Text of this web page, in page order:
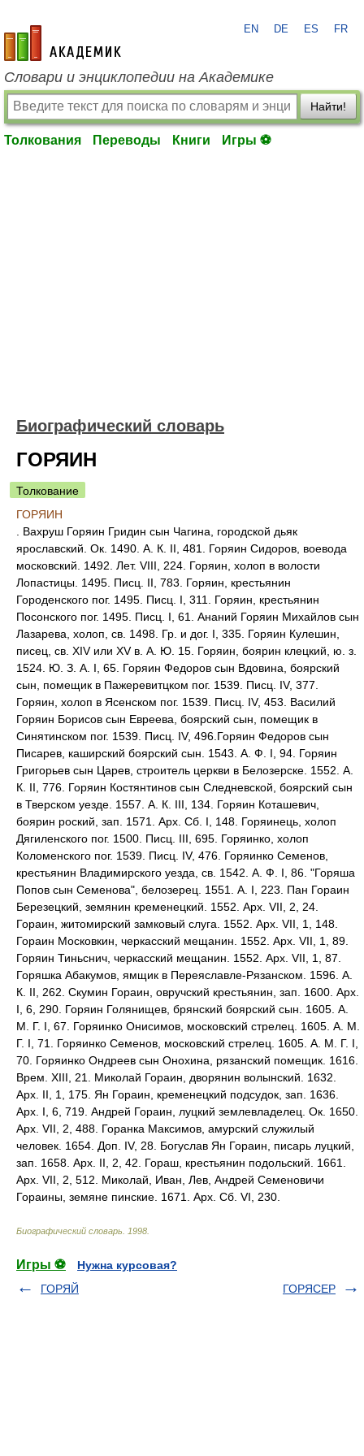
academic.ru
EN DE ES FR
Словари и энциклопедии на Академике
Найти!
Толкования Переводы Книги Игры ⚽
Биографический словарь
ГОРЯИН
Толкование
ГОРЯИН
. Вахруш Горяин Гридин сын Чагина, городской дьяк
ярославский. Ок. 1490. А. К. II, 481. Горяин Сидоров, воевода
московский. 1492. Лет. VIII, 224. Горяин, холоп в волости
Лопастицы. 1495. Писц. II, 783. Горяин, крестьянин
Городенского пог. 1495. Писц. I, 311. Горяин, крестьянин
Посонского пог. 1495. Писц. I, 61. Ананий Горяин Михайлов сын
Лазарева, холоп, св. 1498. Гр. и дог. I, 335. Горяин Кулешин,
писец, св. XIV или XV в. А. Ю. 15. Горяин, боярин клецкий, ю. з.
1524. Ю. З. А. I, 65. Горяин Федоров сын Вдовина, боярский
сын, помещик в Пажеревитцком пог. 1539. Писц. IV, 377.
Горяин, холоп в Ясенском пог. 1539. Писц. IV, 453. Василий
Горяин Борисов сын Евреева, боярский сын, помещик в
Синятинском пог. 1539. Писц. IV, 496.Горяин Федоров сын
Писарев, каширский боярский сын. 1543. А. Ф. I, 94. Горяин
Григорьев сын Царев, строитель церкви в Белозерске. 1552. А.
К. II, 776. Горяин Костянтинов сын Следневской, боярский сын
в Тверском уезде. 1557. А. К. III, 134. Горяин Коташевич,
боярин роский, зап. 1571. Арх. Сб. I, 148. Горяинець, холоп
Дягиленского пог. 1500. Писц. III, 695. Горяинко, холоп
Коломенского пог. 1539. Писц. IV, 476. Горяинко Семенов,
крестьянин Владимирского уезда, св. 1542. А. Ф. I, 86. "Горяша
Попов сын Семенова", белозерец. 1551. А. I, 223. Пан Гораин
Березецкий, земянин кременецкий. 1552. Арх. VII, 2, 24.
Гораин, житомирский замковый слуга. 1552. Арх. VII, 1, 148.
Гораин Московкин, черкасский мещанин. 1552. Арх. VII, 1, 89.
Горяин Тиньснич, черкасский мещанин. 1552. Арх. VII, 1, 87.
Горяшка Абакумов, ямщик в Переяславле-Рязанском. 1596. А.
К. II, 262. Скумин Гораин, овручский крестьянин, зап. 1600. Арх.
I, 6, 290. Горяин Голянищев, брянский боярский сын. 1605. А.
М. Г. I, 67. Горяинко Онисимов, московский стрелец. 1605. А. М.
Г. I, 71. Горяинко Семенов, московский стрелец. 1605. А. М. Г. I,
70. Горяинко Ондреев сын Онохина, рязанский помещик. 1616.
Врем. XIII, 21. Миколай Гораин, дворянин волынский. 1632.
Арх. II, 1, 175. Ян Гораин, кременецкий подсудок, зап. 1636.
Арх. I, 6, 719. Андрей Гораин, луцкий землевладелец. Ок. 1650.
Арх. VII, 2, 488. Горанка Максимов, амурский служилый
человек. 1654. Доп. IV, 28. Богуслав Ян Гораин, писарь луцкий,
зап. 1658. Арх. II, 2, 42. Гораш, крестьянин подольский. 1661.
Арх. VII, 2, 512. Миколай, Иван, Лев, Андрей Семеновичи
Гораины, земяне пинские. 1671. Арх. Сб. VI, 230.
Биографический словарь 1998
Игры ⚽
Нужна курсовая?
ГОРЯЙ
ГОРЯСЕР